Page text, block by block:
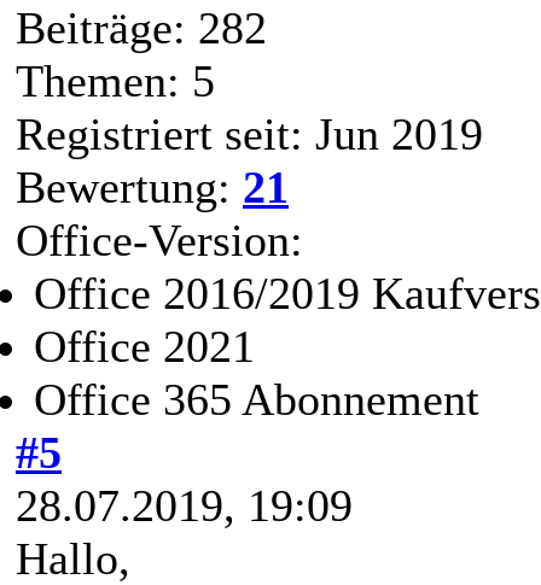
Beiträge: 282
Themen: 5
Registriert seit: Jun 2019
Bewertung: 21
Office-Version:
Office 2016/2019
Office 2021
Office 365 Abonnement
#5
28.07.2019, 19:09
Hallo,